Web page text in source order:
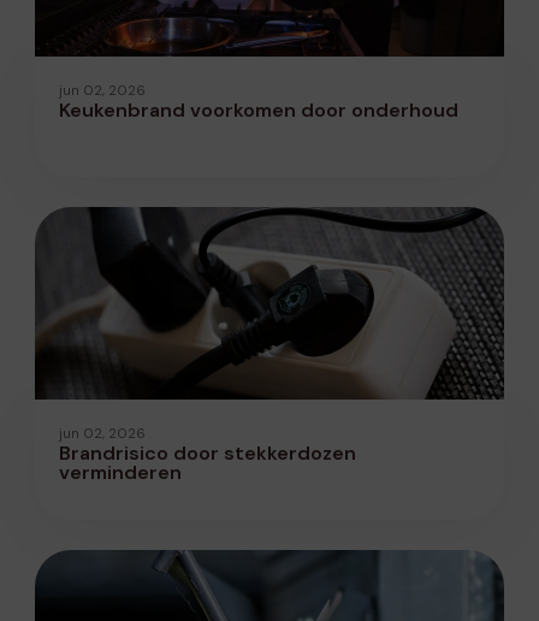
jun 02, 2026
Keukenbrand voorkomen door onderhoud
jun 02, 2026
Brandrisico door stekkerdozen
verminderen